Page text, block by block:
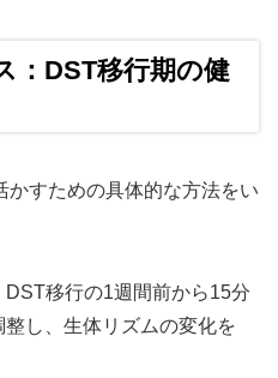
：DST移行期の健
かすための具体的な方法をい
DST移行の1週間前から15分
し、生体リズムの変化を